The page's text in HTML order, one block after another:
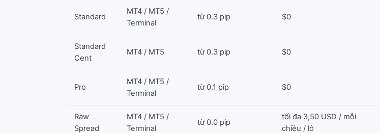
Standard
MT4 / MT5 /
Terminal
từ 0.3 pip $0
Standard
Cent
MT4 / MT5 từ 0.3 pip $0
Pro
MT4 / MT5 /
Terminal
từ 0.1 pip $0
Raw
Spread
MT4 / MT5 /
Terminal
từ 0.0 pip
tối đa 3,50 USD / mỗi
chiều / lô